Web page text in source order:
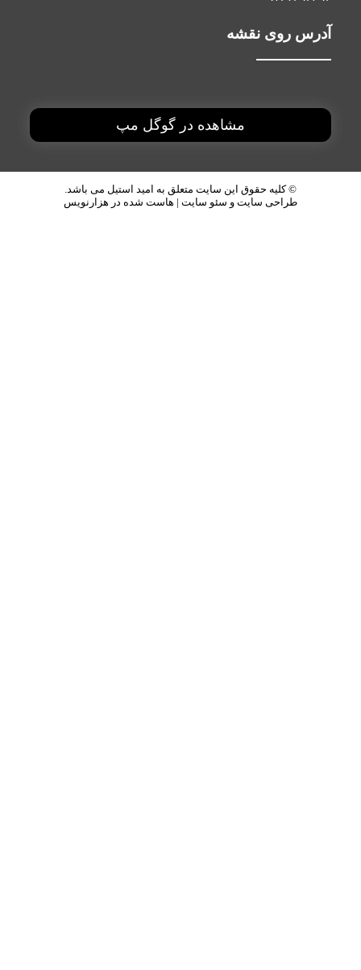
نقشه
مشاهده در گوگل مپ
حقوق این سایت متعلق بهامید استیل می باشد.
سئو سایت | هاستشده درهزارنویس